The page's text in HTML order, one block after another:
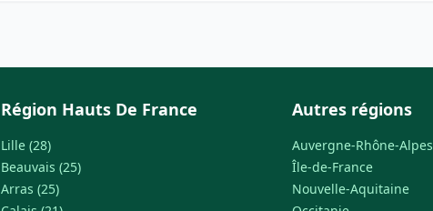
Région Hauts De France
Lille (28)
Beauvais (25)
Arras (25)
Autres régions
Auvergne-Rhône-Alpes
Île-de-France
Nouvelle-Aquitaine